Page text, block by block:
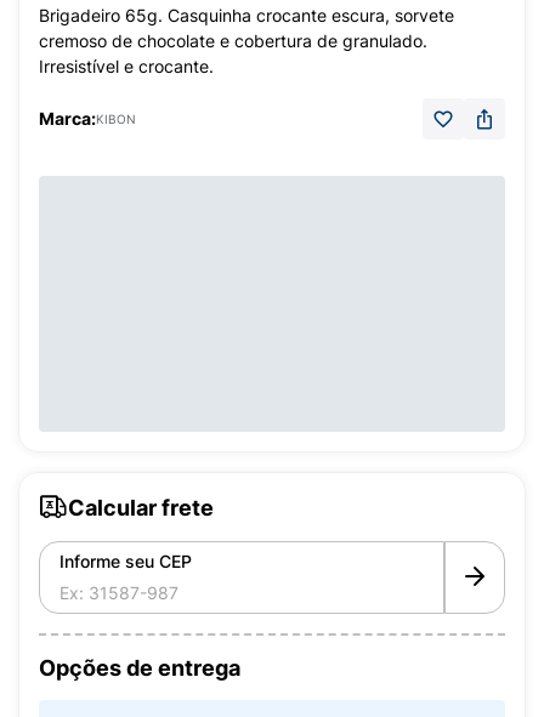
Brigadeiro 65g. Casquinha crocante escura, sorvete
cremoso de chocolate e cobertura de granulado.
Irresistível e crocante.
Marca:KIBON
Calcular frete
Informe seu CEP
Opções de entrega